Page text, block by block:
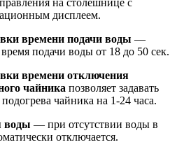
на столешнице с
дисплеем.
времени подачи воды —
подачи воды от 18 до 50 сек.
времени отключения
чайника позволяет задавать
чайника на 1-24 часа.
воды — при отсутствии воды в
отключается.